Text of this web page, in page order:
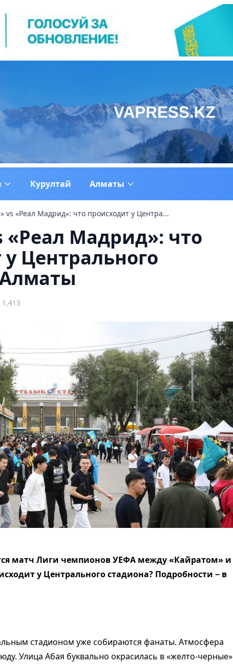
Курултай Алматы
vs «Реал Мадрид»: что происходит у Центра...
«Реал Мадрид»: что
Центрального
1,413
матч Лиги чемпионов УЕФА между «Кайратом» и
у Центрального стадиона? Подробности − в
стадионом уже собираются фанаты. Атмосфера
Улица Абая буквально окрасилась в «желто-черные»